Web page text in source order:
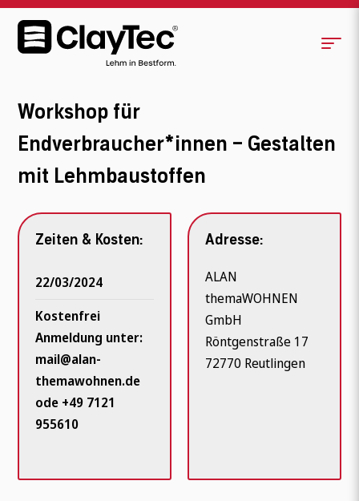
Workshop für
Endverbraucher*innen – Gestalten
mit Lehmbaustoffen
Zeiten & Kosten:
22/03/2024
Kostenfrei
Anmeldung unter:
mail@alan-
themawohnen.de
ode +49 7121
955610
Adresse:
ALAN
themaWOHNEN
GmbH
Röntgenstraße 17
72770 Reutlingen